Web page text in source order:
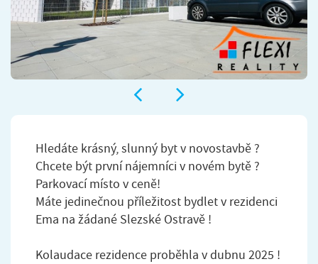
Hledáte krásný, slunný byt v novostavbě ?
Chcete být první nájemníci v novém bytě ?
Parkovací místo v ceně!
Máte jedinečnou příležitost bydlet v rezidenci
Ema na žádané Slezské Ostravě !
Kolaudace rezidence proběhla v dubnu 2025 !